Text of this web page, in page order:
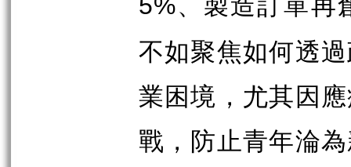
不如聚焦如何透
業困境，尤其因
戰，防止青年淪